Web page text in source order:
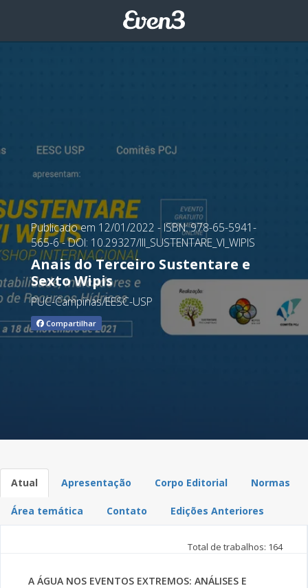
Publicado em 12/01/2022 - ISBN: 978-65-5941-
565-6 - DOI: 10.29327/III_SUSTENTARE_VI_WIPIS
Anais do Terceiro Sustentare e
Sexto Wipis
PUC-Campinas/EESC-USP
Compartilhar
Atual Apresentação Corpo Editorial Normas
Área temática Contato Edições Anteriores
Total de trabalhos: 164
A ÁGUA NOS EVENTOS EXTREMOS: ANÁLISES E